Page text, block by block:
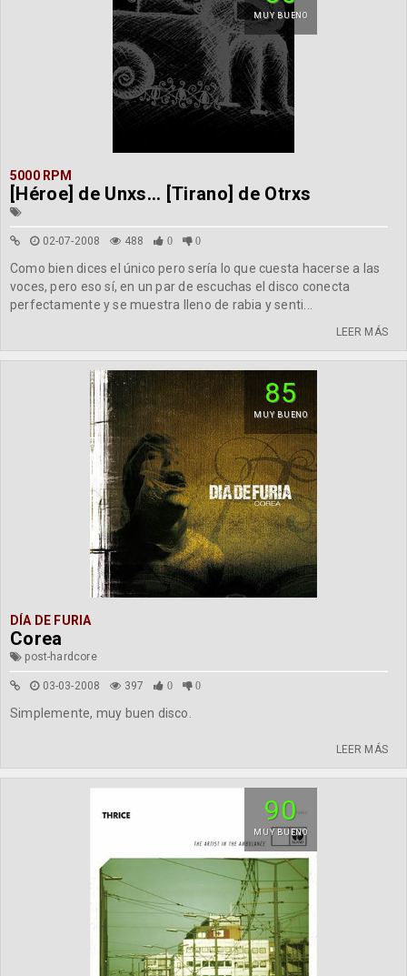
MUY BUENO
5000 RPM
[Héroe] de Unxs... [Tirano] de Otrxs
02-07-2008 488 0 0
Como bien dices el único pero sería lo que cuesta hacerse a las
voces, pero eso sí, en un par de escuchas el disco conecta
perfectamente y se muestra lleno de rabia y senti...
LEER MÁS
85
MUY BUENO
DÍA DE FURIA
Corea
post-hardcore
03-03-2008 397 0 0
Simplemente, muy buen disco.
LEER MÁS
90
MUY BUENO